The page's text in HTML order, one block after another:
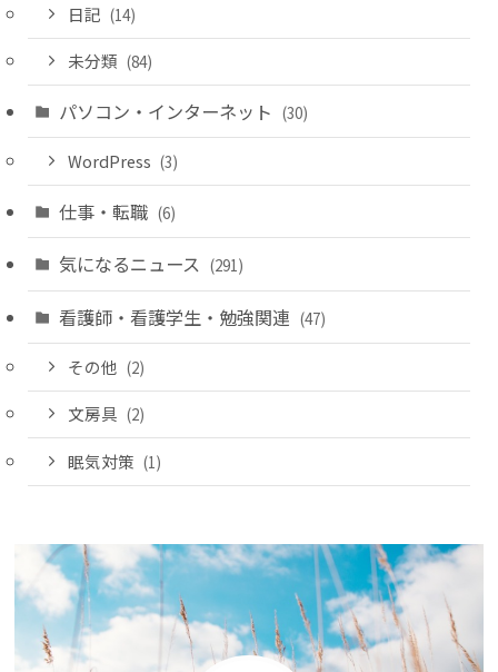
日記 (14)
未分類 (84)
パソコン・インターネット (30)
WordPress (3)
仕事・転職 (6)
気になるニュース (291)
看護師・看護学生・勉強関連 (47)
その他 (2)
文房具 (2)
眠気対策 (1)